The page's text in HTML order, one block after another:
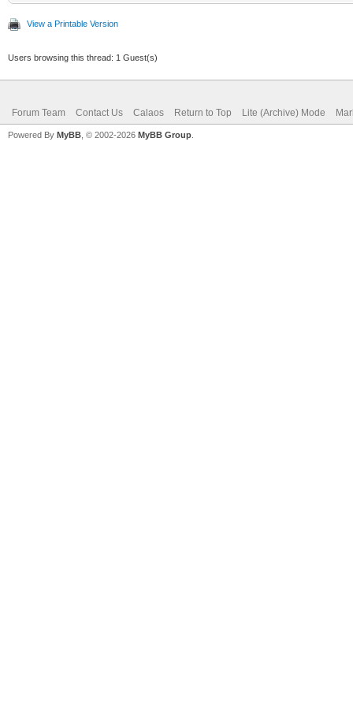
View a Printable Version
Users browsing this thread: 1 Guest(s)
Forum Team Contact Us Calaos Return to Top Lite (Archive) Mode
Powered By MyBB , © 2002-2026 MyBB Group